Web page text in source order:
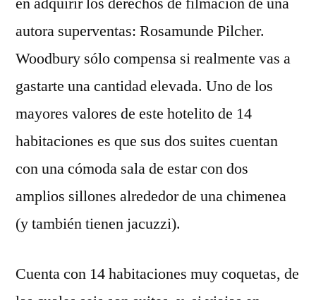
autora superventas: Rosamunde Pilcher.
Woodbury sólo compensa si realmente vas a
gastarte una cantidad elevada. Uno de los
mayores valores de este hotelito de 14
habitaciones es que sus dos suites cuentan
con una cómoda sala de estar con dos
amplios sillones alrededor de una chimenea
(y también tienen jacuzzi).
Cuenta con 14 habitaciones muy coquetas, de